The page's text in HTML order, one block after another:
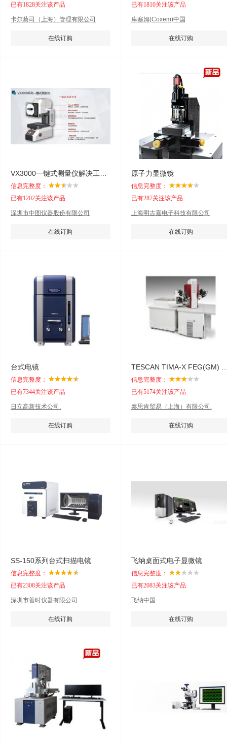
已有1828关注该产品
卡尔蔡司（上海）管理有限公司
在线订购
已有1810关注该产品
库塞姆(Coxem)中国
在线订购
信息完整度：
已有1202关注该产品
深圳市中图仪器股份有限公司
在线订购
原子力显微镜
信息完整度：
已有287关注该产品
上海明古嘉电子科技有限公司
在线订购
台式电镜
信息完整度：
已有7344关注该产品
日立高新技术公司.
在线订购
信息完整度：
已有5174关注该产品
泰思肯贸易（上海）有限公司.
在线订购
SS-150系列台式扫描电镜
信息完整度：
已有2308关注该产品
深圳市善时仪器有限公司
在线订购
飞纳桌面式电子显微镜
信息完整度：
已有2083关注该产品
飞纳中国
在线订购